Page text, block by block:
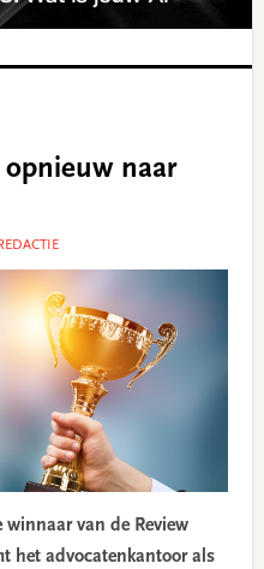
opnieuw naar
winnaar van de Review
het advocatenkantoor als